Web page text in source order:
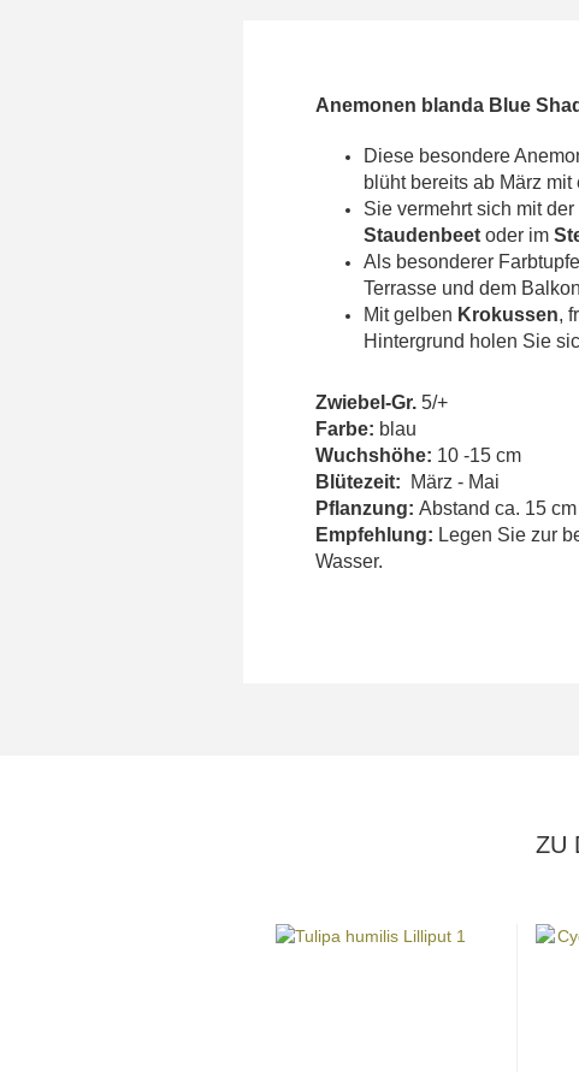
Anemonen blanda Blue
Diese besondere
blüht bereits ab März mit
Sie vermehrt sich mit
Staudenbeet oder im
Als besonderer
Terrasse und dem
Mit gelben Krokussen,
Hintergrund holen Sie
Zwiebel-Gr. 5/+
Farbe: blau
Wuchshöhe: 10 -15 cm
Blütezeit: März - Mai
Pflanzung: Abstand ca. 15 cm
Empfehlung: Legen Sie zur
Wasser.
ZU